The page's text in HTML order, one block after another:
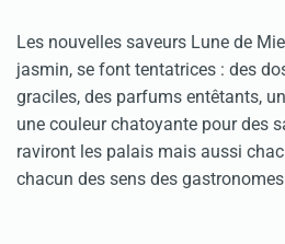
Les nouvelles saveurs Lune de
jasmin, se font tentatrices : des
graciles, des parfums entêtants,
une couleur chatoyante pour des
raviront les palais mais aussi
chacun des sens des